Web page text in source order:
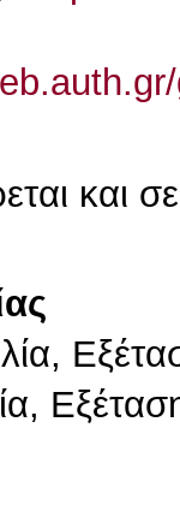
και